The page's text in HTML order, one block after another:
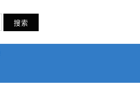
搜索